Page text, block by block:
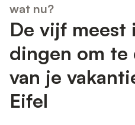
wat nu?
De vijf meest
dingen om
van je
Eifel